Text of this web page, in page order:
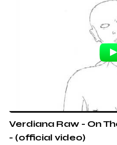
Verdiana Raw - On
- (official video)